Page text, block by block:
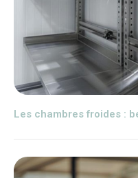
Les chambres froides :